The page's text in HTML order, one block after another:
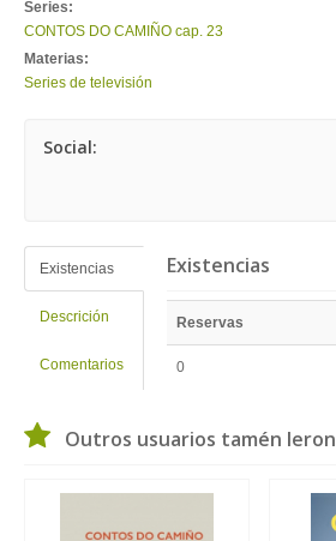
Series:
CONTOS DO CAMIÑO cap. 23
Materias:
Series de televisión
Social:
Existencias
Descrición
Comentarios
Existencias
Reservas
0
Outros usuarios tamén leron